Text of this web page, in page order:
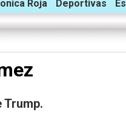
Roja Deportivas
Trump.